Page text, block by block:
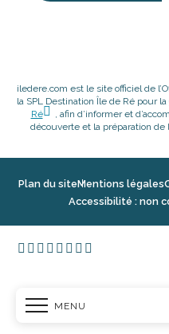
MENU
iledere.com est le site officiel de
la SPL Destination Île de Ré pour la
Ré
, afin d’informer et
découverte et la préparation de
Plan du siteMentions légales
Accessibilité : non